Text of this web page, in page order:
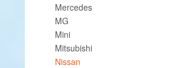
Mercedes
MG
Mini
Mitsubishi
Nissan